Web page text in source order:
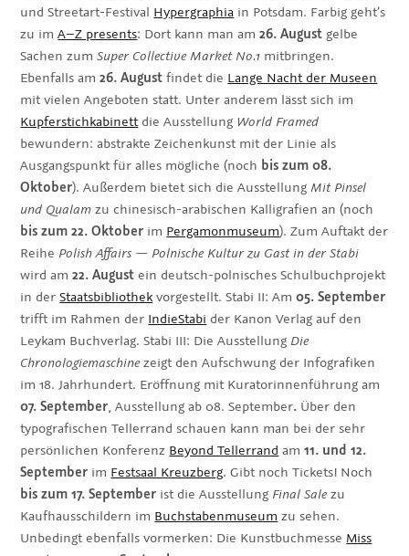
und Streetart-Festival Hypergraphia in Potsdam. Farbig geht’s
zu imA–Z presents: Dort kann man am26. August gelbe
Sachen zumSuper Collective Market No.1 mitbringen.
Ebenfalls am26. August findet die Lange Nacht der Museen
mit vielen Angeboten statt. Unter anderem lässt sich im
Kupferstichkabinettdie Ausstellung World Framed
bewundern: abstrakte Zeichenkunst mit der Linie als
Ausgangspunkt für alles mögliche (noch bis zum 08.
Oktober). Außerdem bietet sich die AusstellungMit Pinsel
und Qualam zu chinesisch-arabischen Kalligrafien an (noch
bis zum 22. Oktober im Pergamonmuseum). Zum Auftakt der
Reihe Polish Affairs — Polnische Kultur zu Gast in der Stabi
wird am22. August ein deutsch-polnisches Schulbuchprojekt
in derStaatsbibliothekvorgestellt. Stabi II: Am05. September
trifft im Rahmen der IndieStabi der Kanon Verlag auf den
Leykam Buchverlag. Stabi III: Die Ausstellung Die
Chronologiemaschinezeigt den Aufschwung der Infografiken
im 18. Jahrhundert. Eröffnung mit Kuratorinnenführung am
07. September, Ausstellung ab 08. September. Über den
typografischen Tellerrand schauen kann man bei der sehr
persönlichen Konferenz Beyond Tellerrand am11. und 12.
September im Festsaal Kreuzberg. Gibt noch Tickets! Noch
bis zum 17. September ist die Ausstellung Final Sale zu
Kaufhausschildern im Buchstabenmuseum zu sehen.
Unbedingt ebenfalls vormerken: Die Kunstbuchmesse Miss